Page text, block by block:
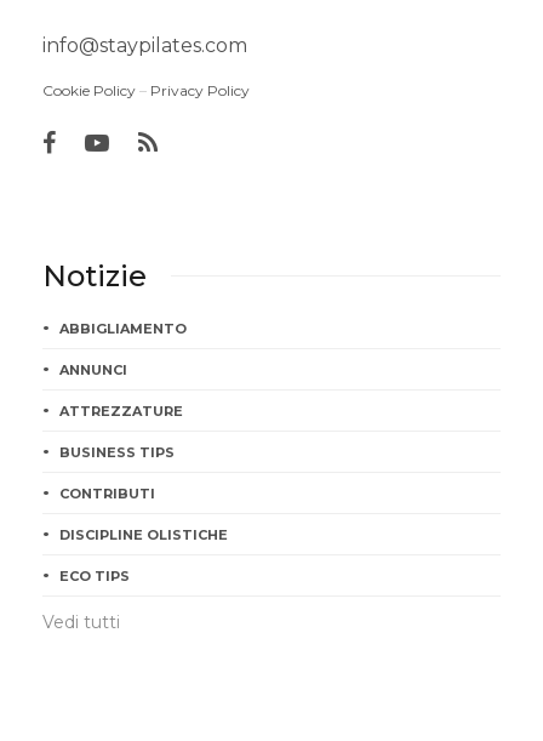
info@staypilates.com
Cookie Policy – Privacy Policy
Notizie
ABBIGLIAMENTO
ANNUNCI
ATTREZZATURE
BUSINESS TIPS
CONTRIBUTI
DISCIPLINE OLISTICHE
ECO TIPS